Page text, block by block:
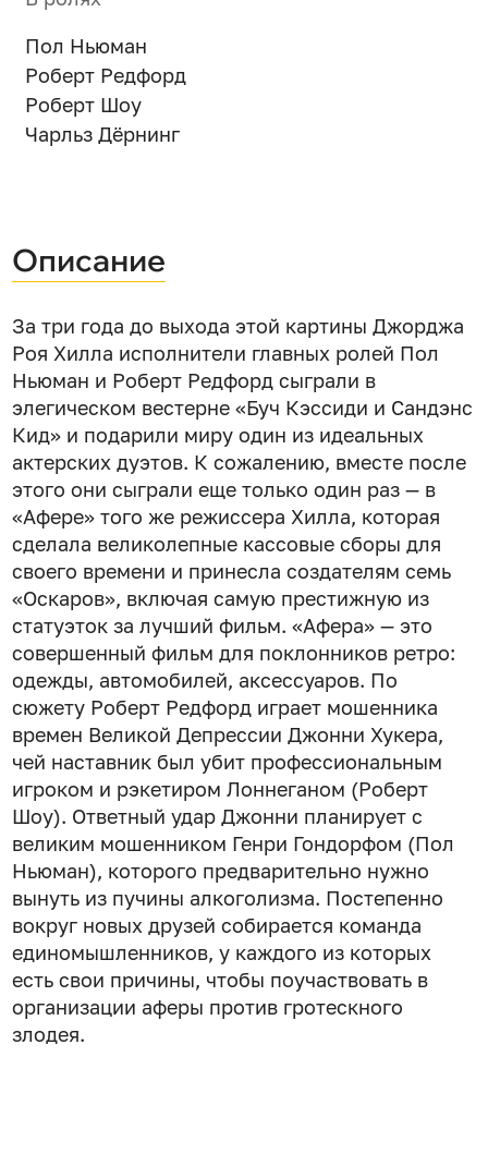
Пол Ньюман
Роберт Редфорд
Роберт Шоу
Чарльз Дёрнинг
Описание
За три года до выхода этой картины Джорджа
Роя Хилла исполнители главных ролей Пол
Ньюман и Роберт Редфорд сыграли в
элегическом вестерне «Буч Кэссиди и Сандэнс
Кид» и подарили миру один из идеальных
актерских дуэтов. К сожалению, вместе после
этого они сыграли еще только один раз — в
«Афере» того же режиссера Хилла, которая
сделала великолепные кассовые сборы для
своего времени и принесла создателям семь
«Оскаров», включая самую престижную из
статуэток за лучший фильм. «Афера» — это
совершенный фильм для поклонников ретро:
одежды, автомобилей, аксессуаров. По
сюжету Роберт Редфорд играет мошенника
времен Великой Депрессии Джонни Хукера,
чей наставник был убит профессиональным
игроком и рэкетиром Лоннеганом (Роберт
Шоу). Ответный удар Джонни планирует с
великим мошенником Генри Гондорфом (Пол
Ньюман), которого предварительно нужно
вынуть из пучины алкоголизма. Постепенно
вокруг новых друзей собирается команда
единомышленников, у каждого из которых
есть свои причины, чтобы поучаствовать в
организации аферы против гротескного
злодея.